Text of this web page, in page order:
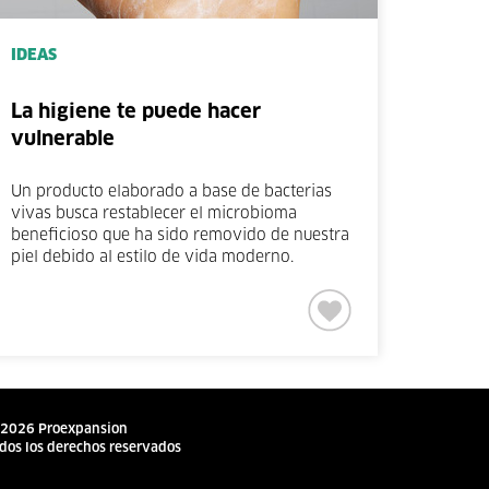
IDEAS
La higiene te puede hacer
vulnerable
Un producto elaborado a base de bacterias
vivas busca restablecer el microbioma
beneficioso que ha sido removido de nuestra
piel debido al estilo de vida moderno.
Proexpansion
los derechos reservados